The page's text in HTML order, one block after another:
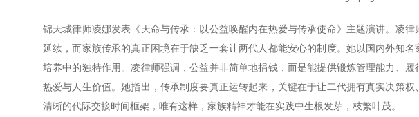
锦天城律师凌娜发表《天命与传承：以公益唤醒内在热爱与传承使命》主题演讲。凌
延续，而家族传承的真正困境在于缺乏一套让两代人都能安心的制度。她以国内外知
培养中的独特作用。凌律师强调，公益并非简单地捐钱，而是能提供锻炼管理能力、
热爱与人生价值。她指出，传承制度要真正运转起来，关键在于让二代拥有真实决策
清晰的代际交接时间框架，唯有这样，家族精神才能在实践中生根发芽，枝繁叶茂。